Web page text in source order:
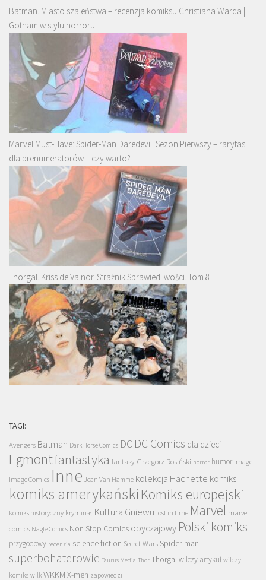
Batman. Miasto szaleństwa – recenzja komiksu Christiana Warda |
Gotham w stylu horroru
Marvel Must-Have: Spider-Man Daredevil. Sezon Pierwszy – rarytas
dla prenumeratorów – czy warto?
Thorgal. Kriss de Valnor. Strażnik Sprawiedliwości. Tom 8
TAGI:
Avengers Batman Dark Horse Comics DC DC Comics dla dzieci
Egmontfantastyka fantasy Grzegorz Rosiński horror humor Image
Image Comics Inne Jean Van Hamme kolekcja Hachette komiks
komiks amerykański Komiks europejski
komiks historyczny kryminał Kultura Gniewu lost in time Marvel marvel
comics Nagle Comics Non Stop Comics obyczajowy Polski komiks
przygodowy recenzja science fiction Secret Wars Spider-man
superbohaterowie Taurus Media Thor Thorgalwilczy artykuł wilczy
komiks wilk WKKM X-men zapowiedzi